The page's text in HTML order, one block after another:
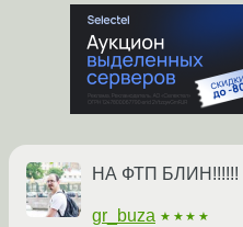
НА ФТП БЛИН!!!!!!
gr_buza ★★★★